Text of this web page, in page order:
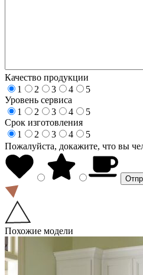
Качество продукции
1
2 3 4
5
Уровень сервиса
1
2 3 4
5
Срок изготовления
1
2 3 4
5
Пожалуйста, докажите, что вы
Похожие модели